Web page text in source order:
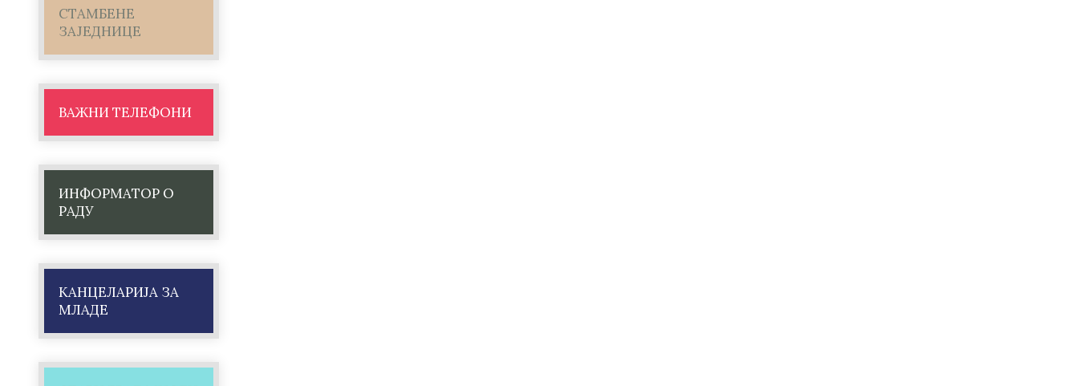
СТАМБЕНЕ
ЗАЈЕДНИЦЕ
ВАЖНИ ТЕЛЕФОНИ
ИНФОРМАТОР О
РАДУ
КАНЦЕЛАРИЈА ЗА
МЛАДЕ